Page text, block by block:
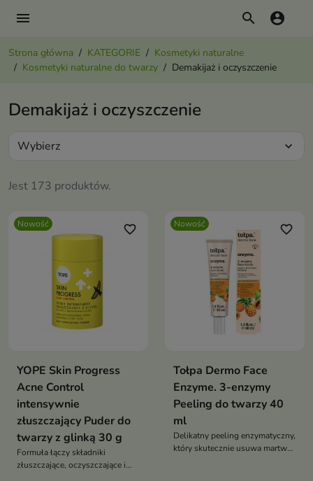
menu search account_circle
Strona główna KATEGORIE
Kosmetyki naturalne
Kosmetyki naturalne do twarzy
Demakijaż i oczyszczenie
Demakijaż i oczyszczenie
Jest 173 produktów.
Wybierz expand_more
Nowość favorite_border
YOPE Skin Progress
Acne Control
intensywnie
złuszczający Puder do
twarzy z glinką 30 g
Formuła łączy składniki
złuszczające, oczyszczające i
Nowość favorite_border
Tołpa Dermo Face
Enzyme. 3-enzymy
Peeling do twarzy 40
ml
Delikatny peeling enzymatyczny,
który skutecznie usuwa martwe